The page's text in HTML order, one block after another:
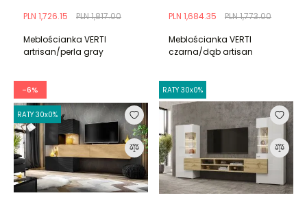
PLN 1,817.00
PLN 1,726.15
Meblościanka VERTI
artrisan/perla gray
PLN 1,773.00
PLN 1,684.35
Meblościanka VERTI
czarna/dąb artisan
-6%
RATY 30x0%
RATY 30x0%